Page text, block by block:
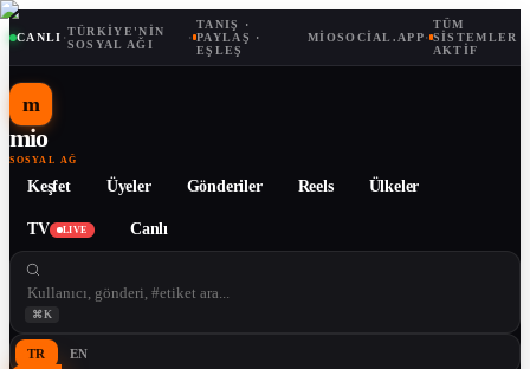
CANLI ·TÜRKIYE'NIN
SOSYAL AĞI
·
TANIŞ ·
PAYLAŞ ·
EŞLEŞ
MIOSOCIAL.APP·
TÜM
SISTEMLER
AKTIF
m
mio
SOSYAL AĞ
Keşfet Üyeler Gönderiler Reels Ülkeler
TV LIVE Canlı
⌘K
TR EN